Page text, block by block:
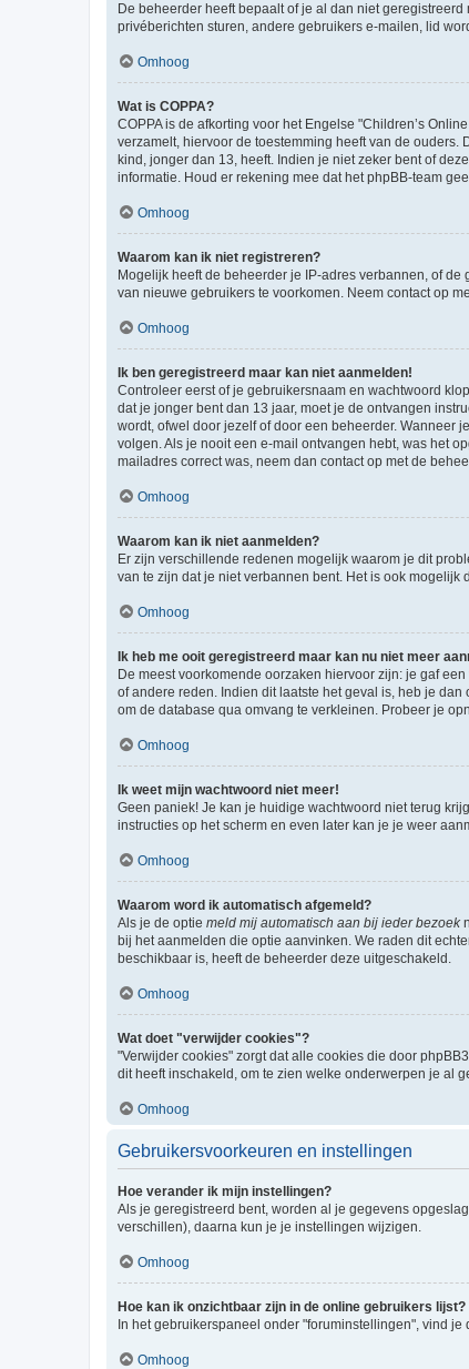
De beheerder heeft bepaalt of je al dan niet
privéberichten sturen, andere gebruikers e-mailen, lid
Omhoog
Wat is COPPA?
COPPA is de afkorting voor het Engelse "Children’s
verzamelt, hiervoor de toestemming heeft van de
kind, jonger dan 13, heeft. Indien je niet zeker bent of
informatie. Houd er rekening mee dat het phpBB-team
Omhoog
Waarom kan ik niet registreren?
Mogelijk heeft de beheerder je IP-adres verbannen, of
van nieuwe gebruikers te voorkomen. Neem contact op
Omhoog
Ik ben geregistreerd maar kan niet aanmelden!
Controleer eerst of je gebruikersnaam en wachtwoord
dat je jonger bent dan 13 jaar, moet je de ontvangen
wordt, ofwel door jezelf of door een beheerder. Wanneer
volgen. Als je nooit een e-mail ontvangen hebt, was het
mailadres correct was, neem dan contact op met de
Omhoog
Waarom kan ik niet aanmelden?
Er zijn verschillende redenen mogelijk waarom je dit
van te zijn dat je niet verbannen bent. Het is ook
Omhoog
Ik heb me ooit geregistreerd maar kan nu niet meer
De meest voorkomende oorzaken hiervoor zijn: je gaf
of andere reden. Indien dit laatste het geval is, heb je
om de database qua omvang te verkleinen. Probeer je
Omhoog
Ik weet mijn wachtwoord niet meer!
Geen paniek! Je kan je huidige wachtwoord niet terug
instructies op het scherm en even later kan je je weer
Omhoog
Waarom word ik automatisch afgemeld?
Als je de optie meld mij automatisch aan bij ieder bezoek
bij het aanmelden die optie aanvinken. We raden dit
beschikbaar is, heeft de beheerder deze uitgeschakeld.
Omhoog
Wat doet "verwijder cookies"?
"Verwijder cookies" zorgt dat alle cookies die door
dit heeft inschakeld, om te zien welke onderwerpen je al
Omhoog
Gebruikersvoorkeuren en instellingen
Hoe verander ik mijn instellingen?
Als je geregistreerd bent, worden al je gegevens
verschillen), daarna kun je je instellingen wijzigen.
Omhoog
Hoe kan ik onzichtbaar zijn in de online gebruikers lijst?
In het gebruikerspaneel onder "foruminstellingen", vind je
Omhoog